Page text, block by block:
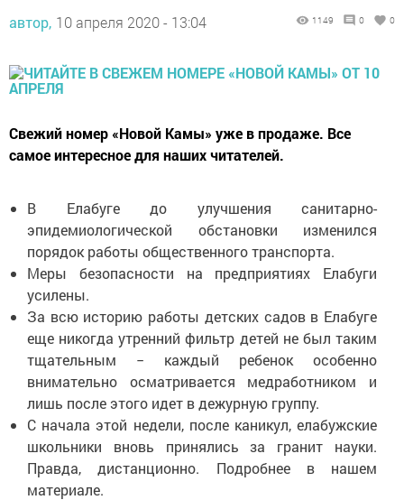
автор, 10 апреля 2020 - 13:04 1149 0 0
Свежий номер «Новой Камы» уже в продаже. Все
самое интересное для наших читателей.
В Елабуге до улучшения санитарно-
эпидемиологической обстановки изменился
порядок работы общественного транспорта.
Меры безопасности на предприятиях Елабуги
усилены.
За всю историю работы детских садов в Елабуге
еще никогда утренний фильтр детей не был таким
тщательным − каждый ребенок особенно
внимательно осматривается медработником и
лишь после этого идет в дежурную группу.
С начала этой недели, после каникул, елабужские
школьники вновь принялись за гранит науки.
Правда, дистанционно. Подробнее в нашем
материале.